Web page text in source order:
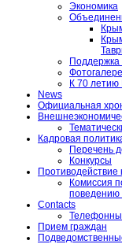
Экономика
Поддержка
К 70
News
Официальная
Кадровая
Перечень
Конкурсы
Противодействие
Комиссия
поведению
Contacts
Прием граждан